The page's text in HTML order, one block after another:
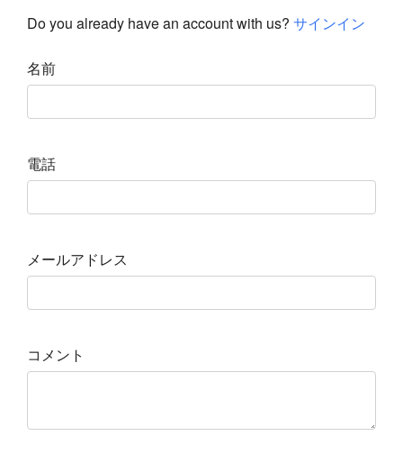
Do you already have an account with us? サインイン
名前
電話
メールアドレス
コメント